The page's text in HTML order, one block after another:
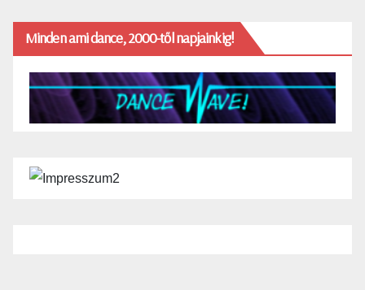
Minden ami dance, 2000-től napjainkig!